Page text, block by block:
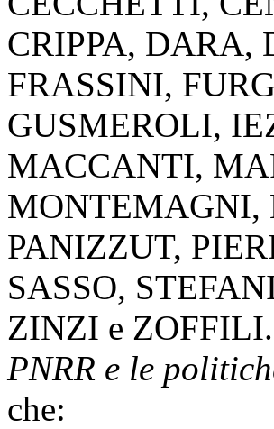
CRIPPA, DARA,
FRASSINI,
GUSMEROLI,
MACCANTI,
MONTEMAGNI,
PANIZZUT,
SASSO,
ZINZI e ZOFFILI
PNRR e le
che: